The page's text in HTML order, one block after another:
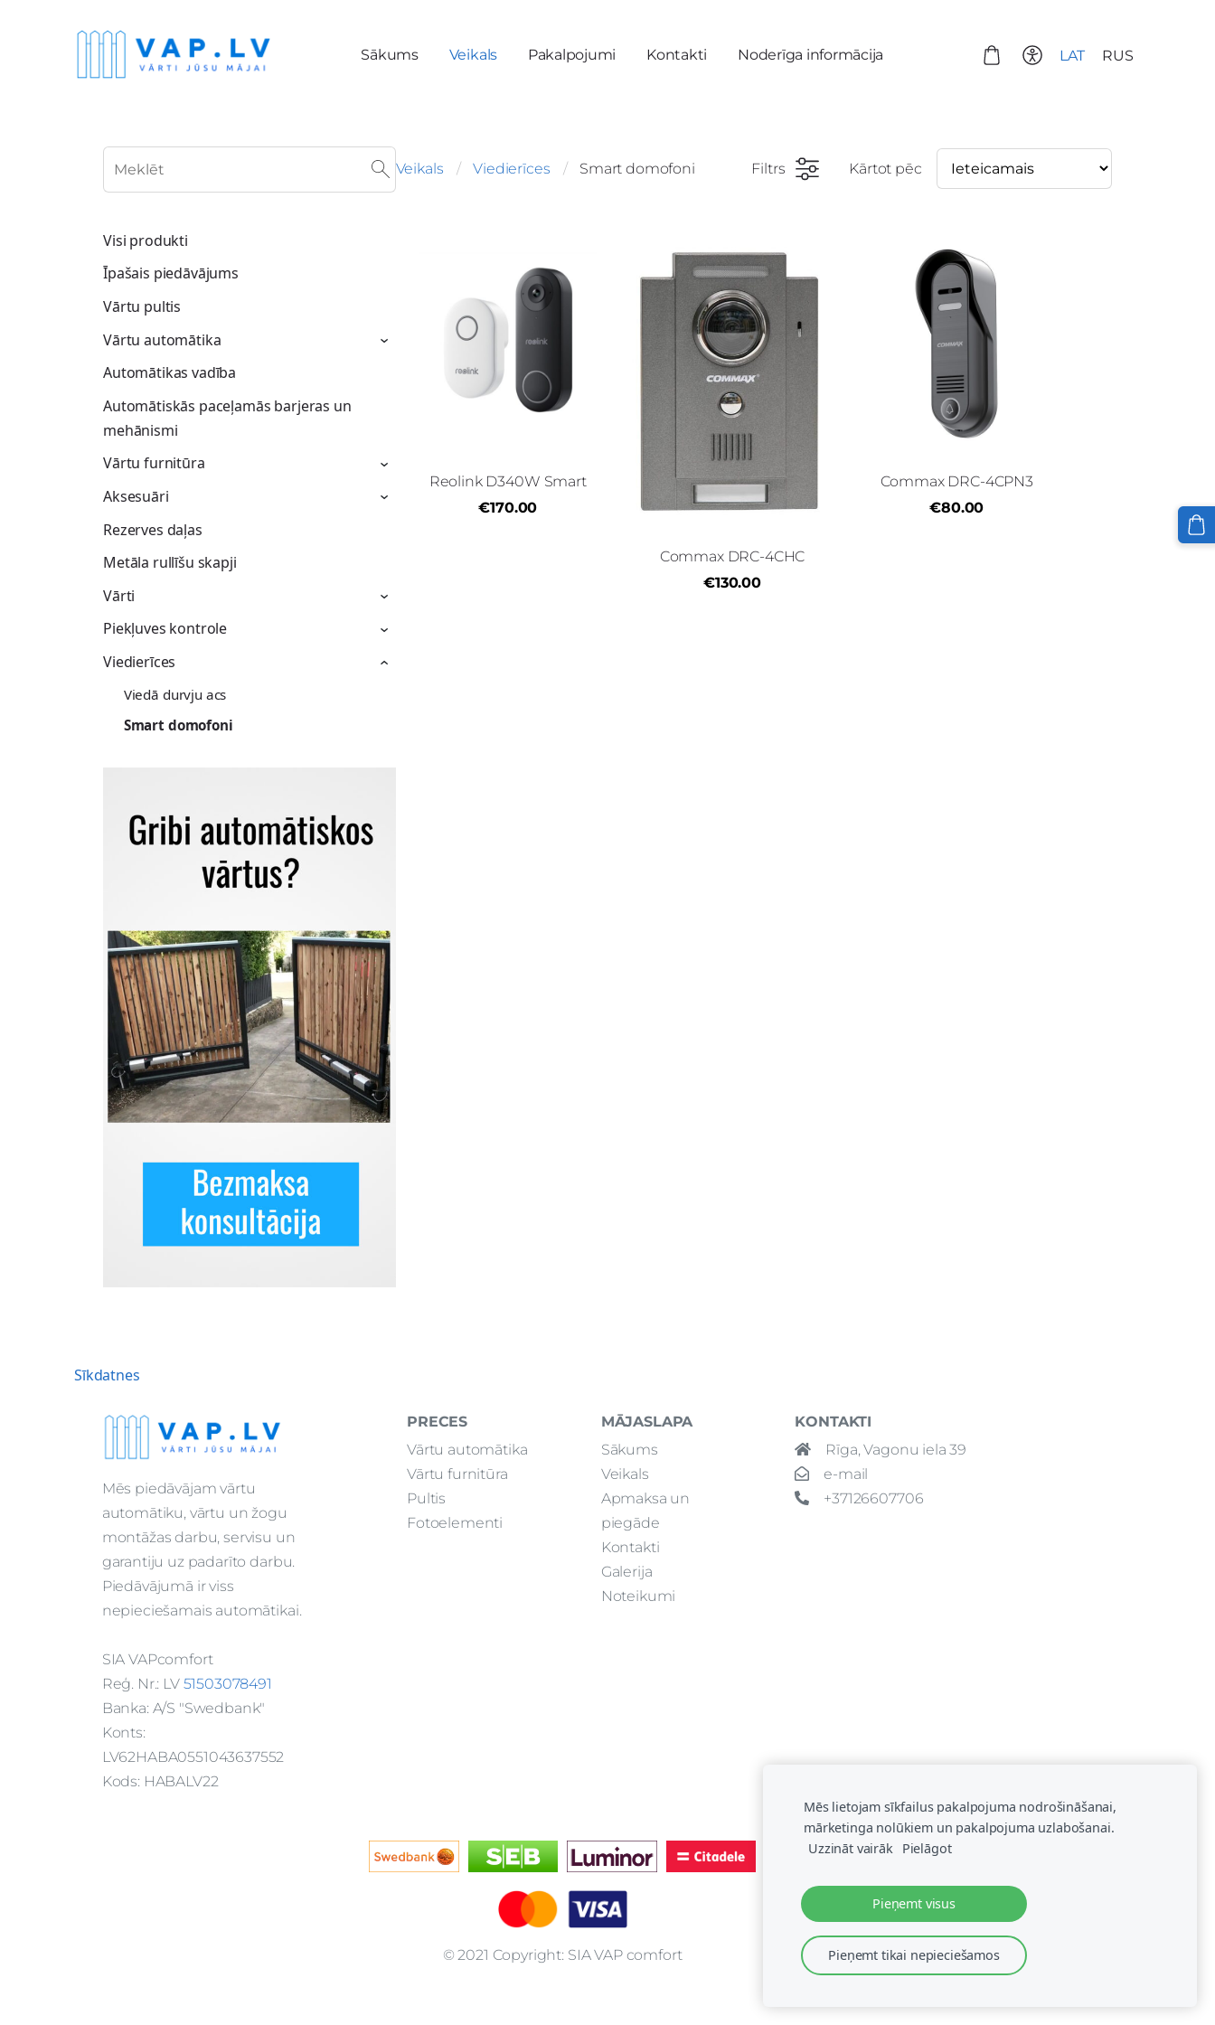
Sākums Veikals Pakalpojumi Kontakti Noderīga informācija LAT RUS
Visi produkti
Īpašais piedāvājums
Vārtu pultis
Vārtu automātika
›
Automātikas vadība
Automātiskās paceļamās barjeras un
mehānismi
Vārtu furnitūra
›
Aksesuāri ›
Rezerves daļas
Metāla rullīšu skapji
Vārti
›
Piekļuves kontrole ›
Viedierīces
Viedā durvju acs
Smart domofoni
›
Previous Next
Veikals Viedierīces Smart domofoni Filtrs Kārtot pēc
Reolink D340W Smart
€170.00
Commax DRC-4CHC
€130.00
Commax DRC-4CPN3
€80.00
Sīkdatnes
Mēs piedāvājam vārtu
automātiku, vārtu un žogu
montāžas darbu, servisu un
garantiju uz padarīto darbu.
Piedāvājumā ir viss
nepieciešamais automātikai.
SIA VAPcomfort
Reģ. Nr.: LV 51503078491
Banka: A/S "Swedbank"
Konts:
LV62HABA0551043637552
Kods: HABALV22
PRECES
Vārtu automātika
Vārtu furnitūra
Pultis
Fotoelementi
MĀJASLAPA
Sākums
Veikals
Apmaksa un
piegāde
Kontakti
Galerija
Noteikumi
KONTAKTI
Rīga, Vagonu iela 39
e-mail
+37126607706
© 2021 Copyright: SIA VAP comfort
Mēs lietojam sīkfailus pakalpojuma nodrošināšanai,
mārketinga nolūkiem un pakalpojuma uzlabošanai.
Uzzināt vairāk Pielāgot
Pieņemt visus
Pieņemt tikai nepieciešamos